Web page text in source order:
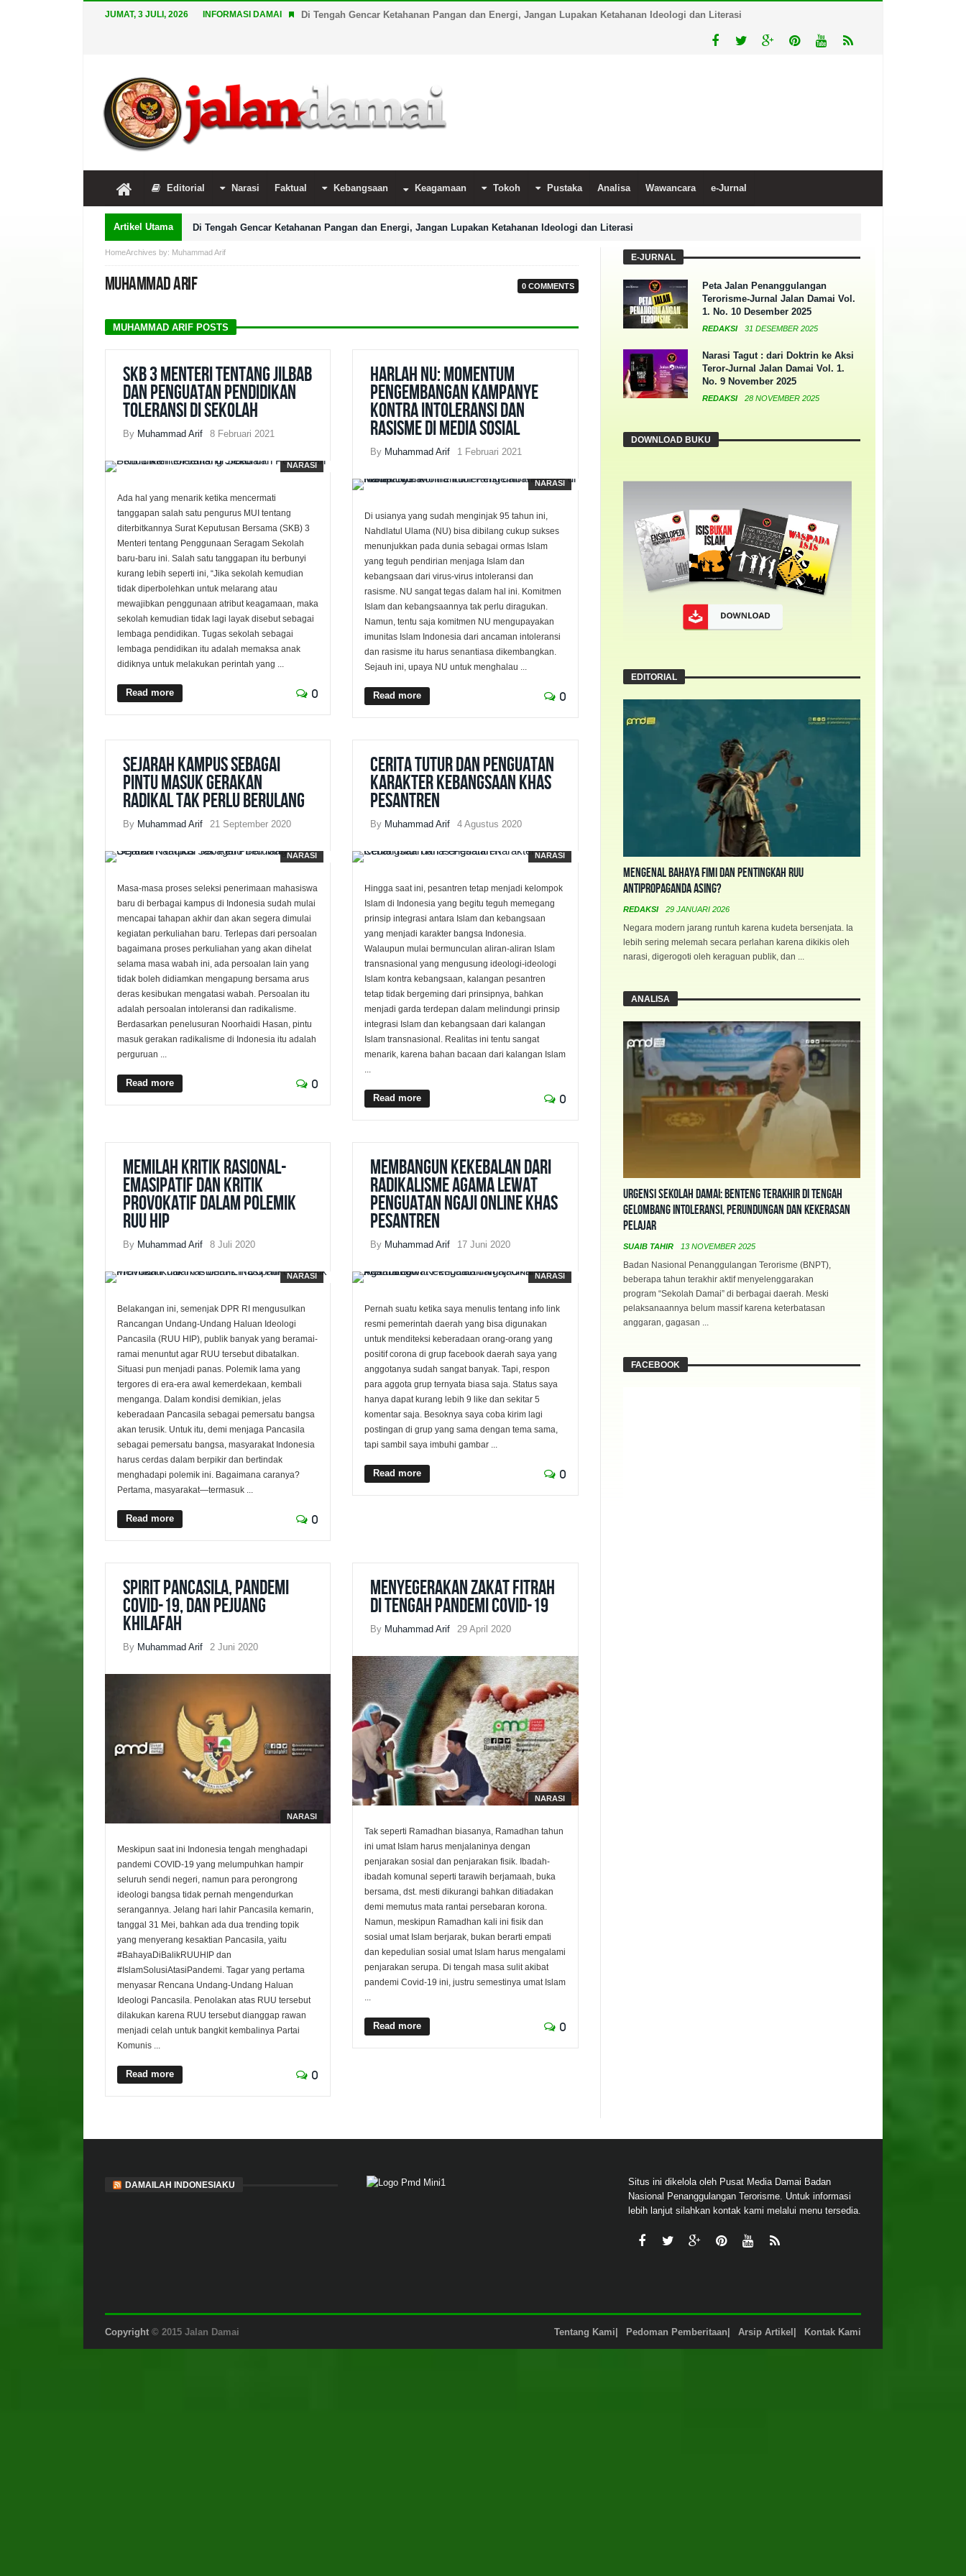
JUMAT, 3 JULI, 2026 INFORMASI DAMAI Di Tengah Gencar Ketahanan Pangan dan Energi, Jangan Lupakan Ketahanan Ideologi dan Literasi
Editorial Narasi Faktual Kebangsaan Keagamaan Tokoh Pustaka Analisa Wawancara e-Jurnal
Artikel Utama Di Tengah Gencar Ketahanan Pangan dan Energi, Jangan Lupakan Ketahanan Ideologi dan Literasi
HomeArchives by: Muhammad Arif
Muhammad Arif 0 COMMENTS
MUHAMMAD ARIF POSTS
SKB 3 Menteri tentang Jilbab
dan Penguatan Pendidikan
Toleransi di Sekolah
By Muhammad Arif 8 Februari 2021
NARASI
Ada hal yang menarik ketika mencermati
tanggapan salah satu pengurus MUI tentang
diterbitkannya Surat Keputusan Bersama (SKB) 3
Menteri tentang Penggunaan Seragam Sekolah
baru-baru ini. Salah satu tanggapan itu berbunyi
kurang lebih seperti ini, “Jika sekolah kemudian
tidak diperbolehkan untuk melarang atau
mewajibkan penggunaan atribut keagamaan, maka
sekolah kemudian tidak lagi layak disebut sebagai
lembaga pendidikan. Tugas sekolah sebagai
lembaga pendidikan itu adalah memaksa anak
didiknya untuk melakukan perintah yang ...
Read more 0
Harlah NU: Momentum
Pengembangan Kampanye
Kontra Intoleransi dan
Rasisme di Media Sosial
By Muhammad Arif 1 Februari 2021
NARASI
Di usianya yang sudah menginjak 95 tahun ini,
Nahdlatul Ulama (NU) bisa dibilang cukup sukses
menunjukkan pada dunia sebagai ormas Islam
yang teguh pendirian menjaga Islam dan
kebangsaan dari virus-virus intoleransi dan
rasisme. NU sangat tegas dalam hal ini. Komitmen
Islam dan kebangsaannya tak perlu diragukan.
Namun, tentu saja komitmen NU mengupayakan
imunitas Islam Indonesia dari ancaman intoleransi
dan rasisme itu harus senantiasa dikembangkan.
Sejauh ini, upaya NU untuk menghalau ...
Read more 0
Sejarah Kampus Sebagai
Pintu Masuk Gerakan
Radikal Tak Perlu Berulang
By Muhammad Arif 21 September 2020
NARASI
Masa-masa proses seleksi penerimaan mahasiswa
baru di berbagai kampus di Indonesia sudah mulai
mencapai tahapan akhir dan akan segera dimulai
kegiatan perkuliahan baru. Terlepas dari persoalan
bagaimana proses perkuliahan yang akan dihelat
selama masa wabah ini, ada persoalan lain yang
tidak boleh didiamkan mengapung bersama arus
deras kesibukan mengatasi wabah. Persoalan itu
adalah persoalan intoleransi dan radikalisme.
Berdasarkan penelusuran Noorhaidi Hasan, pintu
masuk gerakan radikalisme di Indonesia itu adalah
perguruan ...
Read more 0
Cerita Tutur dan Penguatan
Karakter Kebangsaan Khas
Pesantren
By Muhammad Arif 4 Agustus 2020
NARASI
Hingga saat ini, pesantren tetap menjadi kelompok
Islam di Indonesia yang begitu teguh memegang
prinsip integrasi antara Islam dan kebangsaan
yang menjadi karakter bangsa Indonesia.
Walaupun mulai bermunculan aliran-aliran Islam
transnasional yang mengusung ideologi-ideologi
Islam kontra kebangsaan, kalangan pesantren
tetap tidak bergeming dari prinsipnya, bahkan
menjadi garda terdepan dalam melindungi prinsip
integrasi Islam dan kebangsaan dari kalangan
Islam transnasional. Realitas ini tentu sangat
menarik, karena bahan bacaan dari kalangan Islam
...
Read more 0
Memilah Kritik Rasional-
Emasipatif dan Kritik
Provokatif dalam Polemik
RUU HIP
By Muhammad Arif 8 Juli 2020
NARASI
Belakangan ini, semenjak DPR RI mengusulkan
Rancangan Undang-Undang Haluan Ideologi
Pancasila (RUU HIP), publik banyak yang beramai-
ramai menuntut agar RUU tersebut dibatalkan.
Situasi pun menjadi panas. Polemik lama yang
tergores di era-era awal kemerdekaan, kembali
menganga. Dalam kondisi demikian, jelas
keberadaan Pancasila sebagai pemersatu bangsa
akan terusik. Untuk itu, demi menjaga Pancasila
sebagai pemersatu bangsa, masyarakat Indonesia
harus cerdas dalam berpikir dan bertindak
menghadapi polemik ini. Bagaimana caranya?
Pertama, masyarakat—termasuk ...
Read more 0
Membangun Kekebalan dari
Radikalisme Agama Lewat
Penguatan Ngaji Online khas
Pesantren
By Muhammad Arif 17 Juni 2020
NARASI
Pernah suatu ketika saya menulis tentang info link
resmi pemerintah daerah yang bisa digunakan
untuk menditeksi keberadaan orang-orang yang
positif corona di grup facebook daerah saya yang
anggotanya sudah sangat banyak. Tapi, respon
para aggota grup ternyata biasa saja. Status saya
hanya dapat kurang lebih 9 like dan sekitar 5
komentar saja. Besoknya saya coba kirim lagi
postingan di grup yang sama dengan tema sama,
tapi sambil saya imbuhi gambar ...
Read more 0
Spirit Pancasila, Pandemi
COVID-19, dan Pejuang
Khilafah
By Muhammad Arif 2 Juni 2020
NARASI
Meskipun saat ini Indonesia tengah menghadapi
pandemi COVID-19 yang melumpuhkan hampir
seluruh sendi negeri, namun para perongrong
ideologi bangsa tidak pernah mengendurkan
serangannya. Jelang hari lahir Pancasila kemarin,
tanggal 31 Mei, bahkan ada dua trending topik
yang menyerang kesaktian Pancasila, yaitu
#BahayaDiBalikRUUHIP dan
#IslamSolusiAtasiPandemi. Tagar yang pertama
menyasar Rencana Undang-Undang Haluan
Ideologi Pancasila. Penolakan atas RUU tersebut
dilakukan karena RUU tersebut dianggap rawan
menjadi celah untuk bangkit kembalinya Partai
Komunis ...
Read more 0
Menyegerakan Zakat Fitrah
di Tengah Pandemi Covid-19
By Muhammad Arif 29 April 2020
NARASI
Tak seperti Ramadhan biasanya, Ramadhan tahun
ini umat Islam harus menjalaninya dengan
penjarakan sosial dan penjarakan fisik. Ibadah-
ibadah komunal seperti tarawih berjamaah, buka
bersama, dst. mesti dikurangi bahkan ditiadakan
demi memutus mata rantai persebaran korona.
Namun, meskipun Ramadhan kali ini fisik dan
sosial umat Islam berjarak, bukan berarti empati
dan kepedulian sosial umat Islam harus mengalami
penjarakan serupa. Di tengah masa sulit akibat
pandemi Covid-19 ini, justru semestinya umat Islam
...
Read more 0
E-JURNAL
Peta Jalan Penanggulangan
Terorisme-Jurnal Jalan Damai Vol.
1. No. 10 Desember 2025
REDAKSI 31 DESEMBER 2025
Narasi Tagut : dari Doktrin ke Aksi
Teror-Jurnal Jalan Damai Vol. 1.
No. 9 November 2025
REDAKSI 28 NOVEMBER 2025
DOWNLOAD BUKU
EDITORIAL
Mengenal Bahaya FIMI dan Pentingkah RUU
Antipropaganda Asing?
REDAKSI 29 JANUARI 2026
Negara modern jarang runtuh karena kudeta bersenjata. Ia
lebih sering melemah secara perlahan karena dikikis oleh
narasi, digerogoti oleh keraguan publik, dan ...
ANALISA
Urgensi Sekolah Damai: Benteng Terakhir di Tengah
Gelombang Intoleransi, Perundungan dan Kekerasan
Pelajar
SUAIB TAHIR 13 NOVEMBER 2025
Badan Nasional Penanggulangan Terorisme (BNPT),
beberapa tahun terakhir aktif menyelenggarakan
program “Sekolah Damai” di berbagai daerah. Meski
pelaksanaannya belum massif karena keterbatasan
anggaran, gagasan ...
FACEBOOK
DAMAILAH INDONESIAKU
Situs ini dikelola oleh Pusat Media Damai Badan
Nasional Penanggulangan Terorisme. Untuk informasi
lebih lanjut silahkan kontak kami melalui menu tersedia.
Copyright © 2015 Jalan Damai Tentang Kami Pedoman Pemberitaan Arsip Artikel Kontak Kami